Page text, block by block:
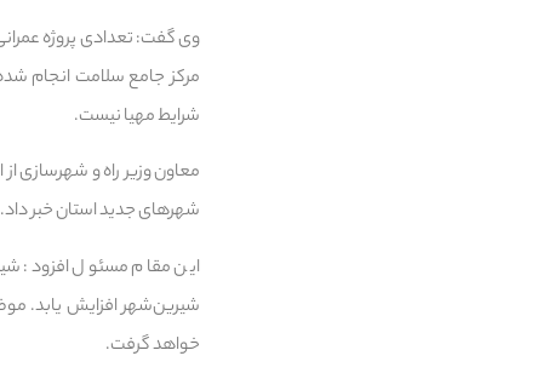
وی گفت: تعدادی پروژه
مرکز جامع سلامت انجام
شرایط مهیا نیست.
معاون وزیر راه و شهرسازی
شهرهای جدید استان خبر داد.
این مقام مسئول افزود:
شیرین‌شهر افزایش یابد.
خواهد گرفت‌.